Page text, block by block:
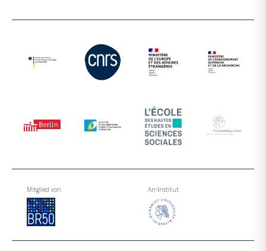
Mitglied von An-Institut